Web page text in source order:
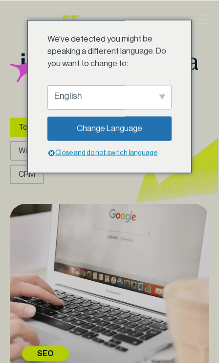
O caminho da
inovaçãocomeça
aqui
Categorias (Posts)
Todos SEO Tech Apps
Websites Digital IA UXUI
CRM
SEO
We've detected you might be
speaking a different language. Do
you want to change to:
English
Change Language
Close and do not switch language